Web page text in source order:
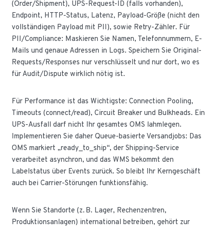
(Order/Shipment), UPS-Request-ID (falls vorhanden),
Endpoint, HTTP-Status, Latenz, Payload-Größe (nicht den
vollständigen Payload mit PII), sowie Retry-Zähler. Für
PII/Compliance: Maskieren Sie Namen, Telefonnummern, E-
Mails und genaue Adressen in Logs. Speichern Sie Original-
Requests/Responses nur verschlüsselt und nur dort, wo es
für Audit/Dispute wirklich nötig ist.
Für Performance ist das Wichtigste: Connection Pooling,
Timeouts (connect/read), Circuit Breaker und Bulkheads. Ein
UPS-Ausfall darf nicht Ihr gesamtes OMS lahmlegen.
Implementieren Sie daher Queue-basierte Versandjobs: Das
OMS markiert „ready_to_ship“, der Shipping-Service
verarbeitet asynchron, und das WMS bekommt den
Labelstatus über Events zurück. So bleibt Ihr Kerngeschäft
auch bei Carrier-Störungen funktionsfähig.
Wenn Sie Standorte (z. B. Lager, Rechenzentren,
Produktionsanlagen) international betreiben, gehört zur